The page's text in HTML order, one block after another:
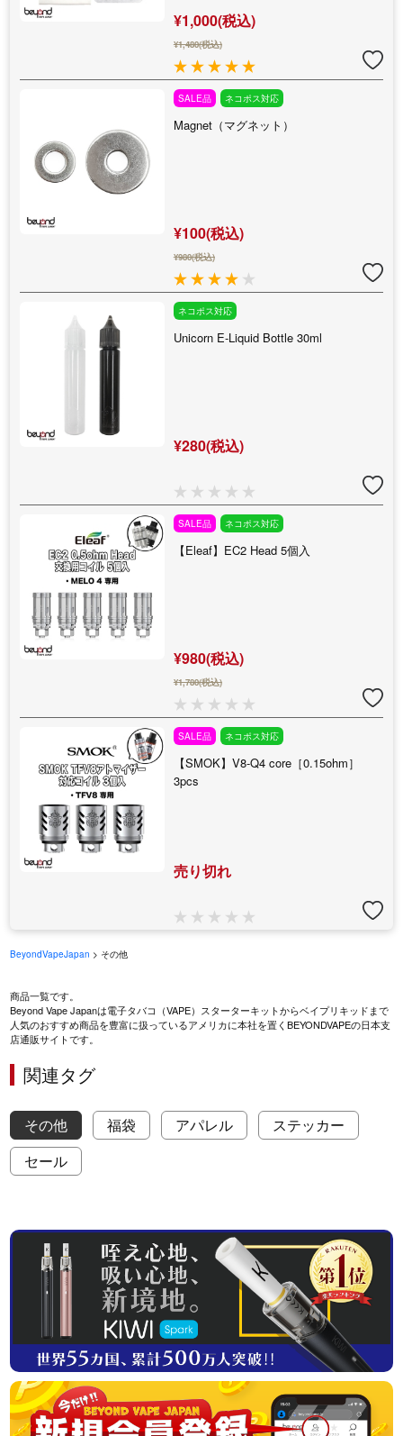
¥1,000(税込)
¥1,480(税込)
SALE品 ネコポス対応
Magnet（マグネット）
¥100(税込)
¥980(税込)
ネコポス対応
Unicorn E-Liquid Bottle 30ml
¥280(税込)
SALE品 ネコポス対応
【Eleaf】EC2 Head 5個入
¥980(税込)
¥1,780(税込)
SALE品 ネコポス対応
【SMOK】V8-Q4 core［0.15ohm］
3pcs
売り切れ
BeyondVapeJapan > その他
商品一覧です。
Beyond Vape Japanは電子タバコ（VAPE）スターターキットからベイプリキッドまで
人気のおすすめ商品を豊富に扱っているアメリカに本社を置くBEYONDVAPEの日本支
店通販サイトです。
関連タグ
その他 福袋 アパレル
ステッカー
セール